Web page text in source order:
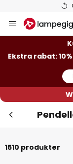
to
Ekstra rabat:
1510 produkter